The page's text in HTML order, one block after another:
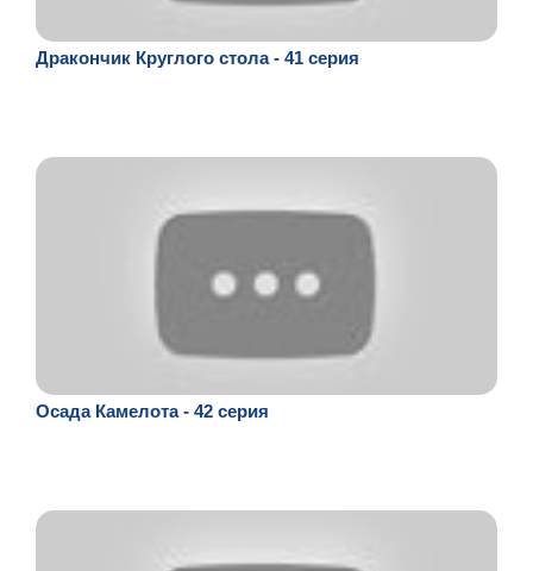
Дракончик Круглого стола - 41 серия
Осада Камелота - 42 серия